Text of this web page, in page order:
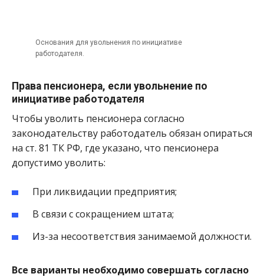
Основания для увольнения по инициативе
работодателя.
Права пенсионера, если увольнение по
инициативе работодателя
Чтобы уволить пенсионера согласно
законодательству работодатель обязан опираться
на ст. 81 ТК РФ, где указано, что пенсионера
допустимо уволить:
При ликвидации предприятия;
В связи с сокращением штата;
Из-за несоответствия занимаемой должности.
Все варианты необходимо совершать согласно